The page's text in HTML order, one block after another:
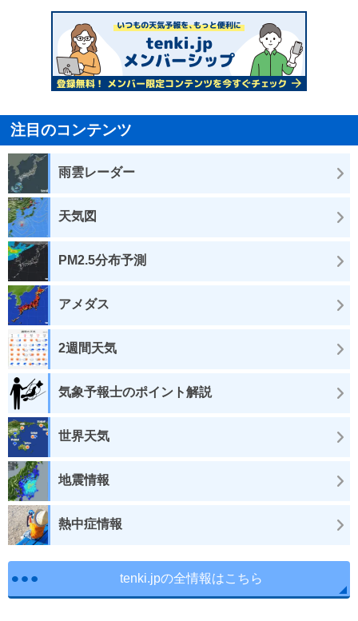
注目のコンテンツ
雨雲レーダー
天気図
PM2.5分布予測
アメダス
2週間天気
気象予報士のポイント解説
世界天気
地震情報
熱中症情報
tenki.jpの全情報はこちら